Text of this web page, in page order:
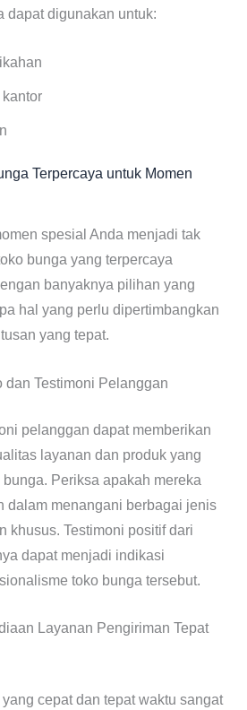
dapat digunakan untuk:
kantor
Terpercaya untuk Momen
spesial Anda menjadi tak
bunga yang terpercaya
banyaknya pilihan yang
hal yang perlu dipertimbangkan
yang tepat.
dan Testimoni Pelanggan
pelanggan dapat memberikan
layanan dan produk yang
Periksa apakah mereka
dalam menangani berbagai jenis
khusus. Testimoni positif dari
dapat menjadi indikasi
toko bunga tersebut.
Layanan Pengiriman Tepat
cepat dan tepat waktu sangat